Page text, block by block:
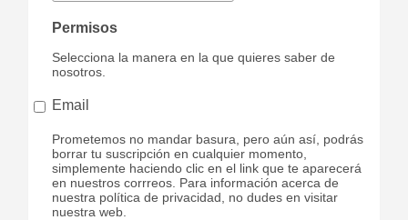
Permisos
Selecciona la manera en la que quieres saber de
nosotros.
Email
Prometemos no mandar basura, pero aún así, podrás
borrar tu suscripción en cualquier momento,
simplemente haciendo clic en el link que te aparecerá
en nuestros corrreos. Para información acerca de
nuestra política de privacidad, no dudes en visitar
nuestra web.